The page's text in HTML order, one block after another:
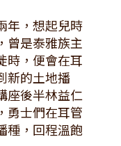
年，想起兒時
曾是泰雅族主
時，便會在耳
新的土地播
座後半林益仁
勇士們在耳管
種，回程溫飽